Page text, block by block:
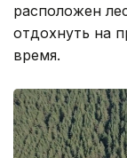
расположен
отдохнуть на
время.